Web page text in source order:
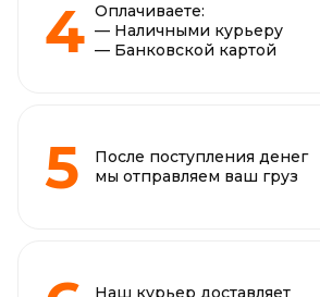
Оплачиваете:
— Наличными курьеру
— Банковской картой
После поступления денег
мы отправляем ваш груз
Наш курьер доставляет